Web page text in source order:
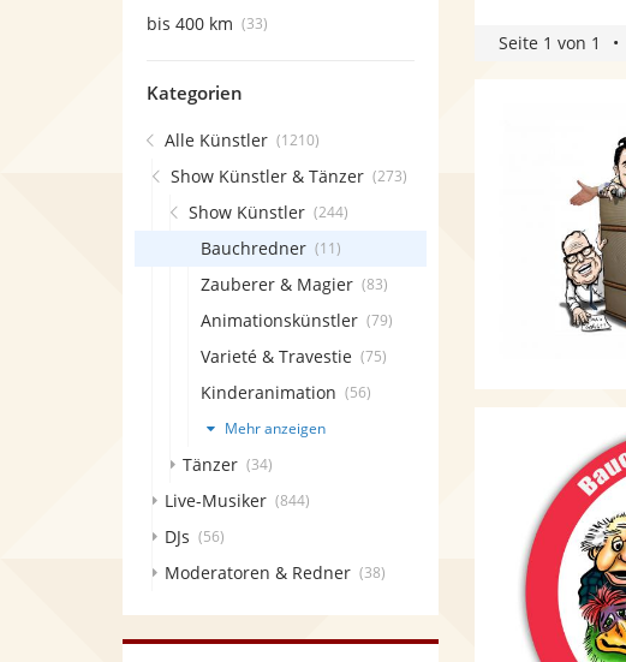
Seite 1 von 1
bis 400 km (33)
Kategorien
Alle Künstler (1210)
Show Künstler & Tänzer (273)
Show Künstler (244)
Bauchredner (11)
Zauberer & Magier (83)
Animationskünstler (79)
Varieté & Travestie (75)
Kinderanimation (56)
Mehr anzeigen
Tänzer (34)
Live-Musiker (844)
DJs (56)
Moderatoren & Redner (38)